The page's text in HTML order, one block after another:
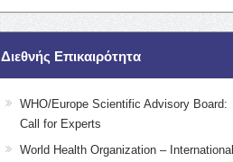
Διεθνής Επικαιρότητα
WHO/Europe Scientific Advisory Board:
Call for Experts
World Health Organization – International